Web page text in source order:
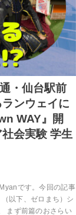
・仙台駅前
ンウェイに
WAY』開
会実験 学生
です。今回の記事
以下、ゼロまち）シ
まず前篇のおさらい